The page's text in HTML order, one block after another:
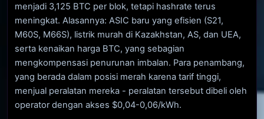
menjadi 3,125 BTC per blok, tetapi hashrate terus
meningkat. Alasannya: ASIC baru yang efisien (S21,
M60S, M66S), listrik murah di Kazakhstan, AS, dan UEA,
serta kenaikan harga BTC, yang sebagian
mengkompensasi penurunan imbalan. Para penambang,
yang berada dalam posisi merah karena tarif tinggi,
menjual peralatan mereka - peralatan tersebut dibeli oleh
operator dengan akses $0,04-0,06/kWh.